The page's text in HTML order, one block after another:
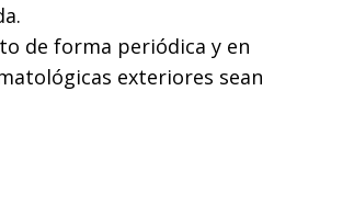
de forma periódica y en
exteriores sean